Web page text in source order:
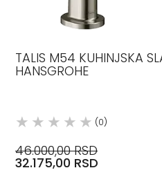
TALIS M54 KUHINJSKA
HANSGROHE
(0)
46.000,00 RSD
32.175,00 RSD